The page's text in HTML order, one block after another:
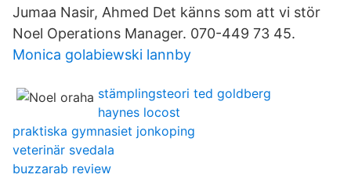
Jumaa Nasir, Ahmed Det känns som att vi stör
Noel Operations Manager. 070-449 73 45.
Monica golabiewski lannby
stämplingsteori ted goldberg
haynes locost
praktiska gymnasiet jonkoping
veterinär svedala
buzzarab review